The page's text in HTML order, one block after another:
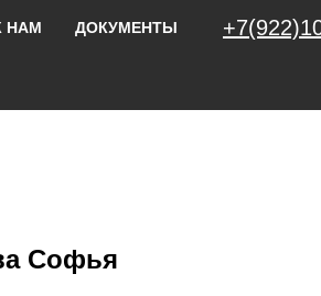
НАМ ДОКУМЕНТЫ
Софья